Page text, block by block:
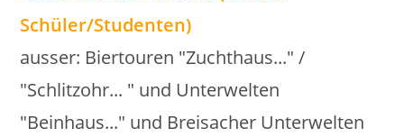
Schüler/Studenten)
ausser: Biertouren "Zuchthaus..." /
"Schlitzohr... " und Unterwelten
"Beinhaus..." und Breisacher Unterwelten